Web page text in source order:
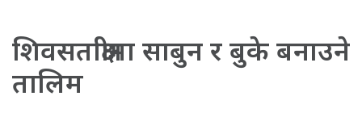
शिवसताक्षीमा साबुन र बुके बनाउने
तालिम